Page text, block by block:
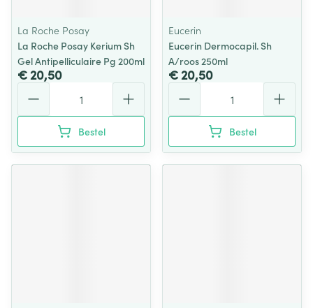
La Roche Posay
La Roche Posay Kerium Sh
Gel Antipelliculaire Pg 200ml
€ 20,50
Bestel
Eucerin
Eucerin Dermocapil. Sh
A/roos 250ml
€ 20,50
Bestel